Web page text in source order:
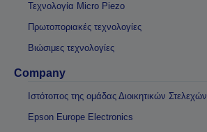
Τεχνολογία Micro Piezo
Πρωτοποριακές τεχνολογίες
Βιώσιμες τεχνολογίες
Company
Ιστότοπος της ομάδας Διοικητικών Στελεχών
Epson Europe Electronics